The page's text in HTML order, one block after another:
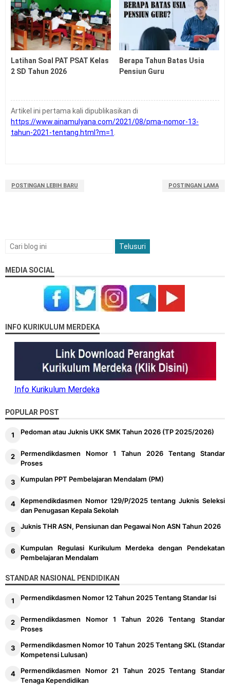
2026
Soal US USP PSSP ASSP SMP Tahun 2026
Soal US USP ASSP PSSP SD Tahun 2026
Latihan Soal UTBK SNBT Tahun 2026 PDF
Latihan Soal PAT PSAT Kelas
2 SD Tahun 2026
Berapa Tahun Batas Usia
Pensiun Guru
Artikel ini pertama kali dipublikasikan di
https://www.ainamulyana.com/2021/08/pma-nomor-13-
tahun-2021-tentang.html?m=1
POSTINGAN LEBIH BARU POSTINGAN LAMA
MEDIA SOCIAL
INFO KURIKULUM MERDEKA
Info Kurikulum Merdeka
POPULAR POST
Pedoman atau Juknis UKK SMK Tahun 2026 (TP 2025/2026)
Permendikdasmen Nomor 1 Tahun 2026 Tentang Standar
Proses
Kumpulan PPT Pembelajaran Mendalam (PM)
Kepmendikdasmen Nomor 129/P/2025 tentang Juknis Seleksi
dan Penugasan Kepala Sekolah
Juknis THR ASN, Pensiunan dan Pegawai Non ASN Tahun 2026
Kumpulan Regulasi Kurikulum Merdeka dengan Pendekatan
Pembelajaran Mendalam
STANDAR NASIONAL PENDIDIKAN
Permendikdasmen Nomor 12 Tahun 2025 Tentang Standar Isi
Permendikdasmen Nomor 1 Tahun 2026 Tentang Standar
Proses
Permendikdasmen Nomor 10 Tahun 2025 Tentang SKL (Standar
Kompetensi Lulusan)
Permendikdasmen Nomor 21 Tahun 2025 Tentang Standar
Tenaga Kependidikan